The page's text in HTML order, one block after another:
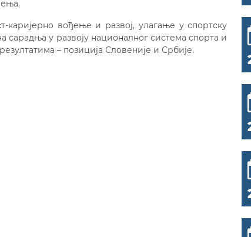
вођење и развој, улагање у спортску
сарадња у развоју националног система спорта и
– позиција Словеније и Србије.